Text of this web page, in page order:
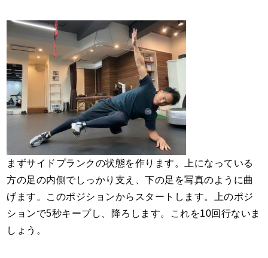
まずサイドプランクの状態を作ります。上になっている
方の足の内側でしっかり支え、下の足を写真のように曲
げます。このポジションからスタートします。上のポジ
ションで5秒キープし、降ろします。これを10回行ないま
しょう。